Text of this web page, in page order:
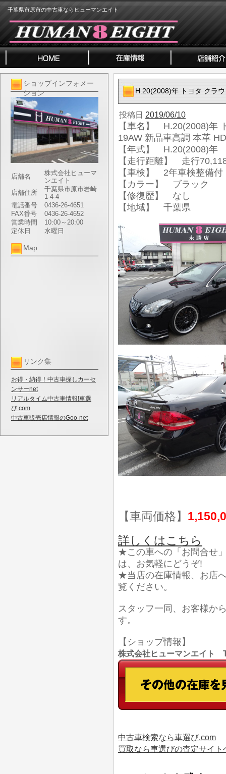
千葉県市原市の中古車ならヒューマンエイト
ショップインフォメー
ション
店舗名
株式会社ヒューマ
ンエイト
店舗住所
千葉県市原市岩崎
1-4-4
電話番号
0436-26-4651
FAX番号
0436-26-4652
営業時間
10:00～20:00
定休日
水曜日
Map
リンク集
お得・納得！中古車探しカーセ
ンサーnet
リアルタイム中古車情報!車選
び.com
中古車販売店情報のGoo-net
H.20(2008)年 トヨタ クラ
投稿日 2019/06/10
【車名】 H.20(2008)年
19AW 新品車高調 本革
【年式】 H.20(2008)年
【走行距離】 走行
【車検】 2年車検整備付
【カラー】 ブラック
【修復歴】 なし
【地域】 千葉県
【車両価格】
詳しくはこちら
★この車への「お問合せ
は、お気軽にどうぞ!
★当店の在庫情報、お店
覧ください。
スタッフ一同、お客様か
す。
【ショップ情報】
株式会社ヒューマンエイト
中古車検索なら車選び.com
買取なら車選びの査定サイト